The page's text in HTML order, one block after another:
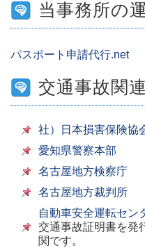
当事務所の
パスポート申請代行.net
交通事故関
社）日本損害保険協
愛知県警察本部
名古屋地方検察庁
名古屋地方裁判所
自動車安全運転セン
交通事故証明書を発
関です。